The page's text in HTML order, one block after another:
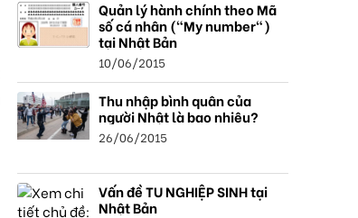
Quản lý hành chính theo Mã
số cá nhân ("My number")
tại Nhật Bản
10/06/2015
Thu nhập bình quân của
người Nhật là bao nhiêu?
26/06/2015
Vấn đề TU NGHIỆP SINH tại
Nhật Bản